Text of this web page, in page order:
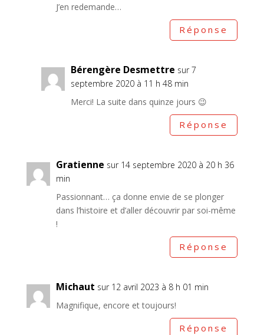
J’en redemande…
Réponse
Bérengère Desmettre sur 7
septembre 2020 à 11 h 48 min
Merci! La suite dans quinze jours 😉
Réponse
Gratienne sur 14 septembre 2020 à 20 h 36
min
Passionnant… ça donne envie de se plonger
dans l’histoire et d’aller découvrir par soi-même
!
Réponse
Michaut sur 12 avril 2023 à 8 h 01 min
Magnifique, encore et toujours!
Réponse